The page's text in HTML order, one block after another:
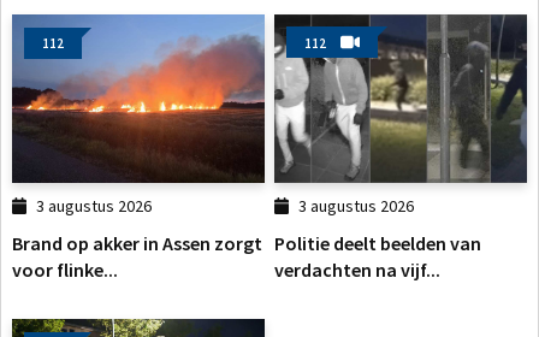
112
3 augustus 2026
Brand op akker in Assen zorgt
voor flinke...
112
3 augustus 2026
Politie deelt beelden van
verdachten na vijf...